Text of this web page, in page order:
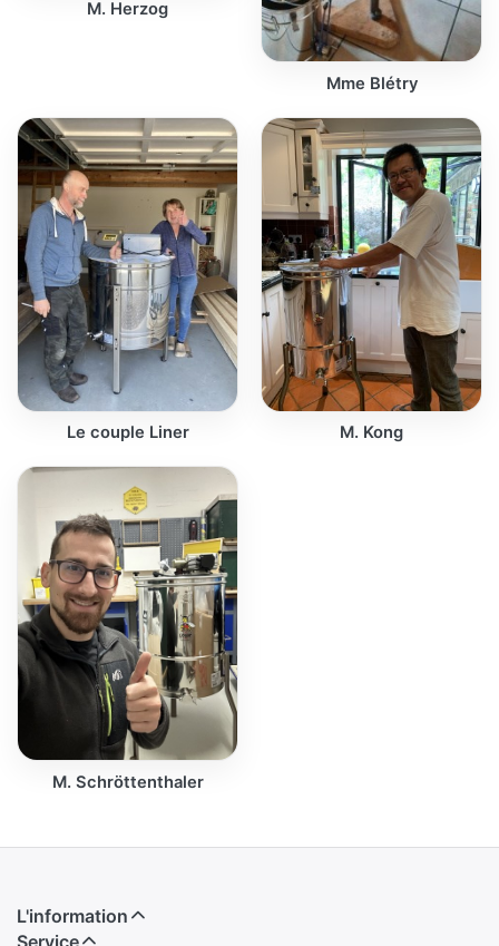
M. Herzog
Mme Blétry
Le couple Liner M. Kong
M. Schröttenthaler
L'information
Service